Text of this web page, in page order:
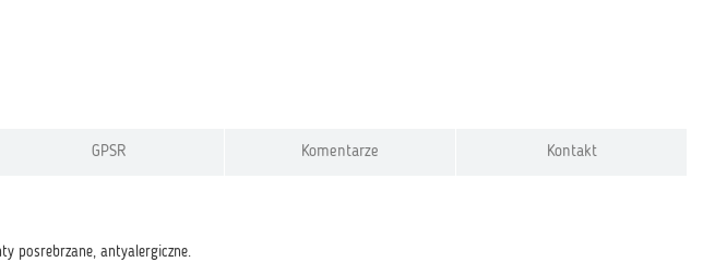
GPSR Komentarze Kontakt
posrebrzane, antyalergiczne.